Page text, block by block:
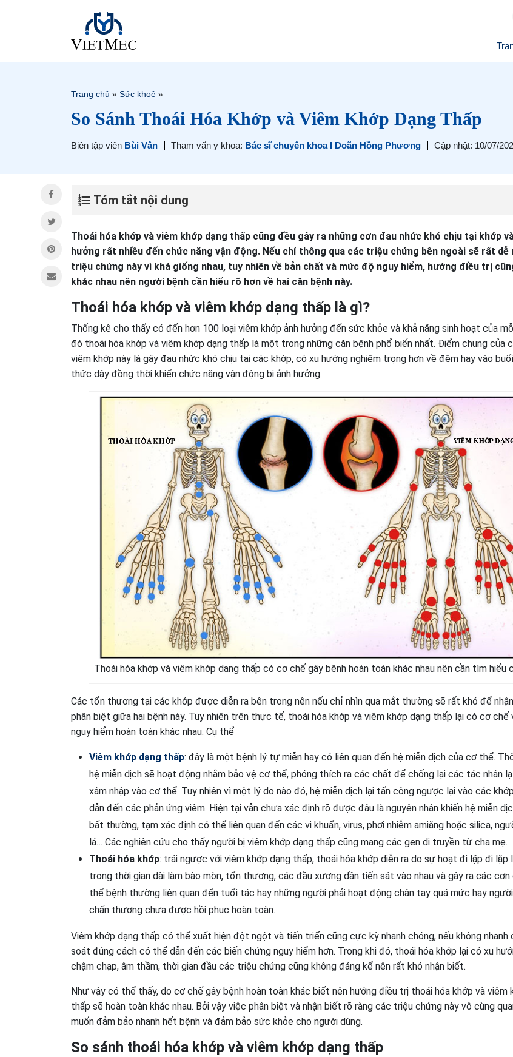
Trang chủ » Sức khoẻ »
So Sánh Thoái Hóa Khớp và Viêm Khớp Dạng Thấp
Biên tập viên Bùi Vân Tham vấn y khoa: Bác sĩ chuyên khoa I Doãn Hồng Phương Cập nhật: 10/07/
Tóm tắt nội dung
Thoái hóa khớp và viêm khớp dạng thấp cũng đều gây ra những cơn đau nhức khó chịu tại khớp
hưởng rất nhiều đến chức năng vận động. Nếu chỉ thông qua các triệu chứng bên ngoài sẽ rất dễ
triệu chứng này vì khá giống nhau, tuy nhiên về bản chất và mức độ nguy hiểm, hướng điều trị
khác nhau nên người bệnh cần hiểu rõ hơn về hai căn bệnh này.
Thoái hóa khớp và viêm khớp dạng thấp là gì?
Thống kê cho thấy có đến hơn 100 loại viêm khớp ảnh hưởng đến sức khỏe và khả năng sinh hoạt của
đó thoái hóa khớp và viêm khớp dạng thấp là một trong những căn bệnh phổ biến nhất. Điểm chung của
viêm khớp này là gây đau nhức khó chịu tại các khớp, có xu hướng nghiêm trọng hơn về đêm hay vào
thức dậy đồng thời khiến chức năng vận động bị ảnh hưởng.
Thoái hóa khớp và viêm khớp dạng thấp có cơ chế gây bệnh hoàn toàn khác nhau nên cần tìm hiểu
Các tổn thương tại các khớp được diễn ra bên trong nên nếu chỉ nhìn qua mắt thường sẽ rất khó để
phân biệt giữa hai bệnh này. Tuy nhiên trên thực tế, thoái hóa khớp và viêm khớp dạng thấp lại có cơ chế
nguy hiểm hoàn toàn khác nhau. Cụ thể
Viêm khớp dạng thấp: đây là một bệnh lý tự miễn hay có liên quan đến hệ miễn dịch của cơ thể.
hệ miễn dịch sẽ hoạt động nhằm bảo vệ cơ thể, phóng thích ra các chất để chống lại các tác nhân
xâm nhập vào cơ thể. Tuy nhiên vì một lý do nào đó, hệ miễn dịch lại tấn công ngược lại vào các
dẫn đến các phản ứng viêm. Hiện tại vẫn chưa xác định rõ được đâu là nguyên nhân khiến hệ miễn
bất thường, tạm xác định có thể liên quan đến các vi khuẩn, virus, phơi nhiễm amiăng hoặc silica,
lá… Các nghiên cứu cho thấy người bị viêm khớp dạng thấp cũng mang các gen di truyền từ cha mẹ.
Thoái hóa khớp: trái ngược với viêm khớp dạng thấp, thoái hóa khớp diễn ra do sự hoạt đi lặp đi lặp
trong thời gian dài làm bào mòn, tổn thương, các đầu xương dần tiến sát vào nhau và gây ra các cơn
thế bệnh thường liên quan đến tuổi tác hay những người phải hoạt động chân tay quá mức hay
chấn thương chưa được hồi phục hoàn toàn.
Viêm khớp dạng thấp có thể xuất hiện đột ngột và tiến triển cũng cực kỳ nhanh chóng, nếu không nhanh
soát đúng cách có thể dẫn đến các biến chứng nguy hiểm hơn. Trong khi đó, thoái hóa khớp lại có xu
chậm chạp, âm thầm, thời gian đầu các triệu chứng cũng không đáng kể nên rất khó nhận biết.
Như vậy có thể thấy, do cơ chế gây bệnh hoàn toàn khác biết nên hướng điều trị thoái hóa khớp và viêm
thấp sẽ hoàn toàn khác nhau. Bởi vậy việc phân biệt và nhận biết rõ ràng các triệu chứng này vô cùng
muốn đảm bảo nhanh hết bệnh và đảm bảo sức khỏe cho người dùng.
So sánh thoái hóa khớp và viêm khớp dạng thấp